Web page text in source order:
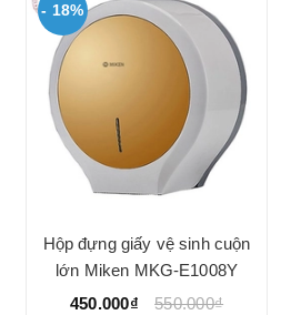
- 18%
Hộp đựng giấy vệ sinh cuộn
lớn Miken MKG-E1008Y
450.000₫
550.000₫